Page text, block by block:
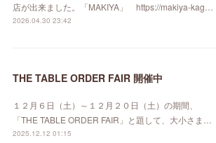
店が出来ました。「MAKIYA」 https://makiya-kag…
2026.04.30 23:42
THE TABLE ORDER FAIR 開催中
１２月６日（土）～１２月２０日（土）の期間、
「THE TABLE ORDER FAIR」と題して、大小さま…
2025.12.12 01:15